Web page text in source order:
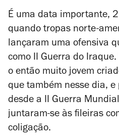
É uma data importante,
quando tropas norte-
lançaram uma ofensiva
como II Guerra do
o então muito jovem
que também nesse dia,
desde a II Guerra
juntaram-se às fileiras
coligação.